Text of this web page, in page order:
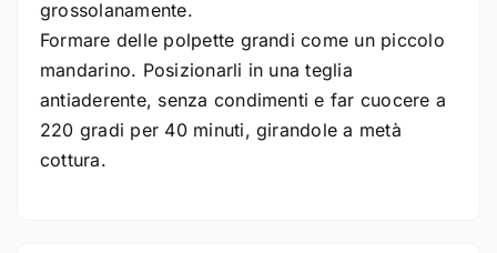
grossolanamente.
Formare delle polpette grandi come un piccolo
mandarino. Posizionarli in una teglia
antiaderente, senza condimenti e far cuocere a
220 gradi per 40 minuti, girandole a metà
cottura.